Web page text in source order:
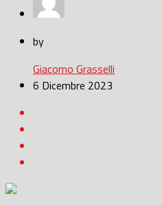
by
Giacomo Grasselli
6 Dicembre 2023